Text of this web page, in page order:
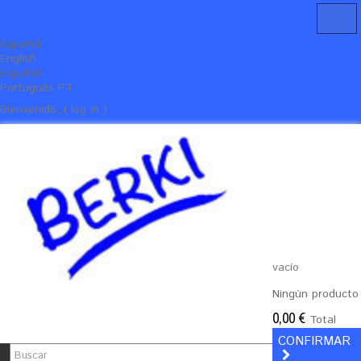
Español
English
Español
Português PT
Bienvenido, ( log in )
vacío
Ningún producto
0,00 € Total
CONFIRMAR